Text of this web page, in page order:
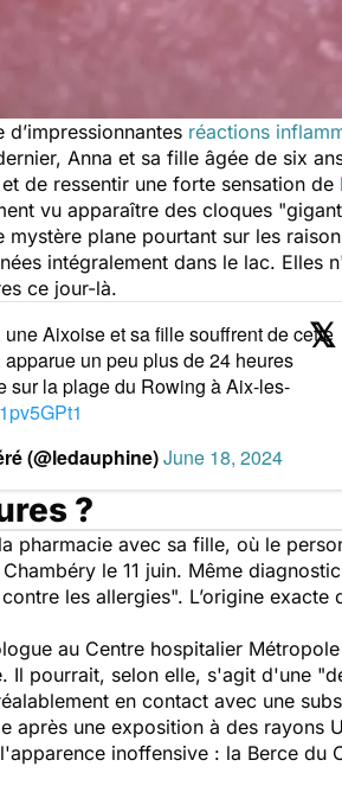
réactions
Anna et sa fille âgée de six
de ressentir une forte sensation de
vu apparaître des cloques "
plane pourtant sur les
intégralement dans le lac. Elles
ce jour-là.
Aixoise et sa fille souffrent de cette
un peu plus de 24 heures
sur la plage du Rowing à Aix-les-
(@ledauphine)June 18, 2024
?
pharmacie avec sa fille, où le
le 11 juin. Même
les allergies". L’origine
au Centre hospitalier
Il pourrait, selon elle, s'agit d'une "
en contact avec une
après une exposition à des rayons
inoffensive : la Berce du